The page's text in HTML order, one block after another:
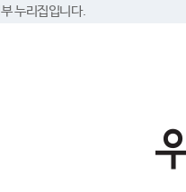
누리집입니다.